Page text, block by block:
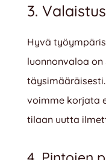
3.
Hyvä
luonnonvaloa
voimme korjata
tilaan uutta